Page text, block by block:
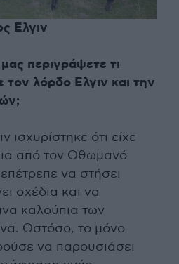
Ελγιν
περιγράψετε τι
λόρδο Ελγιν και την
ισχυρίστηκε ότι είχε
από τον Οθωμανό
να στήσει
σχέδια και να
καλούπια των
Ωστόσο, το μόνο
να παρουσιάσει